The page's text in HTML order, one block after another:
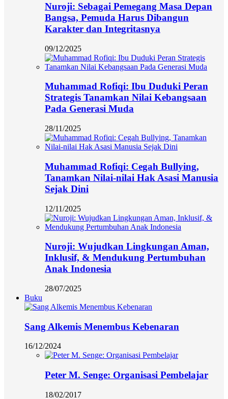
Nuroji: Sebagai Pemegang Masa Depan
Bangsa, Pemuda Harus Dibangun
Karakter dan Integritasnya
09/12/2025
Muhammad Rofiqi: Ibu Duduki Peran
Strategis Tanamkan Nilai Kebangsaan
Pada Generasi Muda
28/11/2025
Muhammad Rofiqi: Cegah Bullying,
Tanamkan Nilai-nilai Hak Asasi Manusia
Sejak Dini
12/11/2025
Nuroji: Wujudkan Lingkungan Aman,
Inklusif, & Mendukung Pertumbuhan
Anak Indonesia
28/07/2025
Buku
Sang Alkemis Menembus Kebenaran
16/12/2024
Peter M. Senge: Organisasi Pembelajar
18/02/2017